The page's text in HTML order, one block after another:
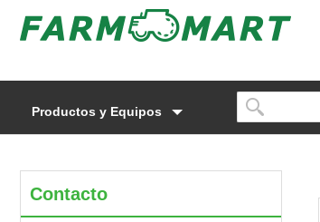
Productos y Equipos
Contacto